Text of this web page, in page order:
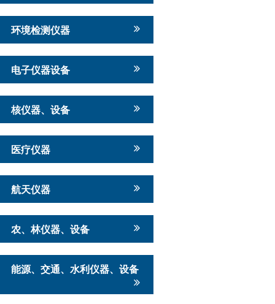
环境检测仪器
电子仪器设备
核仪器、设备
医疗仪器
航天仪器
农、林仪器、设备
能源、交通、水利仪器、设备